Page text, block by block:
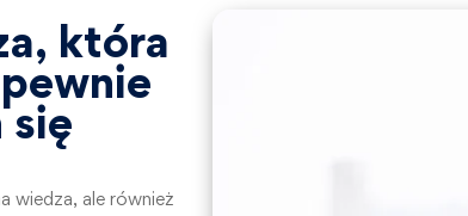
która
się
wiedza, ale również